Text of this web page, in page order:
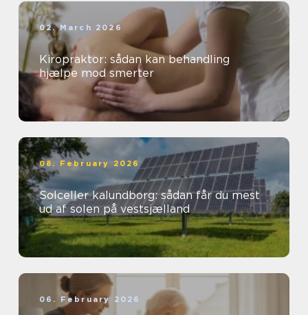
02. March 2026
Kiropraktor: sådan kan behandling
hjælpe mod smerter
08. February 2026
Solceller kalundborg: sådan får du mest
ud af solen på vestsjælland
06. February 2026